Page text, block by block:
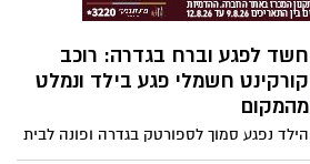
חשד לפגע וברח בגדרה: רוכב
קורקינט חשמלי פגע בילד ונמלט
מהמקום
הילד נפגע סמוך לספורטק בגדרה ופונה לבית
החולים קפלן לקבלת טיפול רפואי. המועצה